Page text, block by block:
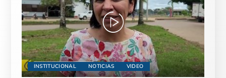
INSTITUCIONAL NOTICIAS VIDEO